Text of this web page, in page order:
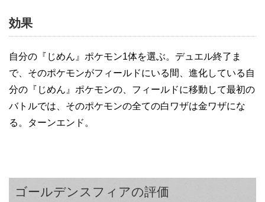
効果
自分の『じめん』ポケモン1体を選ぶ。デュエル終了ま
で、そのポケモンがフィールドにいる間、進化している自
分の『じめん』ポケモンの、フィールドに移動して最初の
バトルでは、そのポケモンの全ての白ワザは金ワザにな
る。ターンエンド。
ゴールデンスフィアの評価